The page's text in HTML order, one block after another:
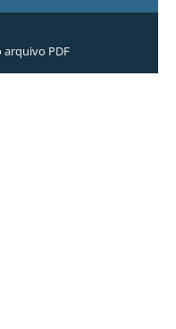
PDF